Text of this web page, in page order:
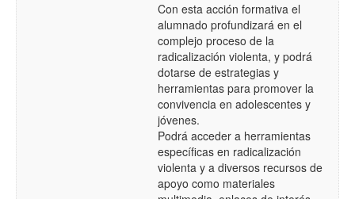
Con esta acción formativa el
alumnado profundizará en el
complejo proceso de la
radicalización violenta, y podrá
dotarse de estrategias y
herramientas parapromover la
convivenciaenadolescentes y
jóvenes.
Podrá acceder a herramientas
específicas en radicalización
violenta y a diversos recursos de
apoyo como materiales